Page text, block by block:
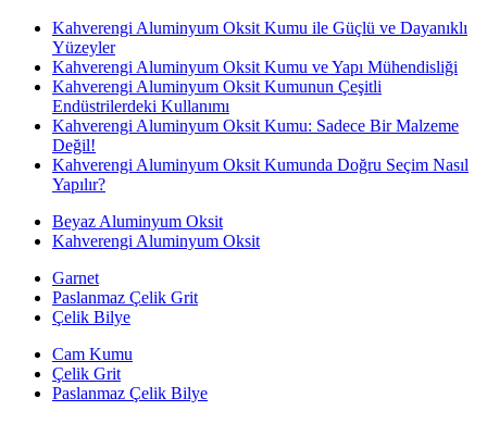
Kahverengi Aluminyum Oksit Kumu ile Güçlü ve Dayanıklı
Yüzeyler
Kahverengi Aluminyum Oksit Kumu ve Yapı Mühendisliği
Kahverengi Aluminyum Oksit Kumunun Çeşitli
Endüstrilerdeki Kullanımı
Kahverengi Aluminyum Oksit Kumu: Sadece Bir Malzeme
Değil!
Kahverengi Aluminyum Oksit Kumunda Doğru Seçim Nasıl
Yapılır?
Beyaz Aluminyum Oksit
Kahverengi Aluminyum Oksit
Garnet
Paslanmaz Çelik Grit
Çelik Bilye
Cam Kumu
Çelik Grit
Paslanmaz Çelik Bilye